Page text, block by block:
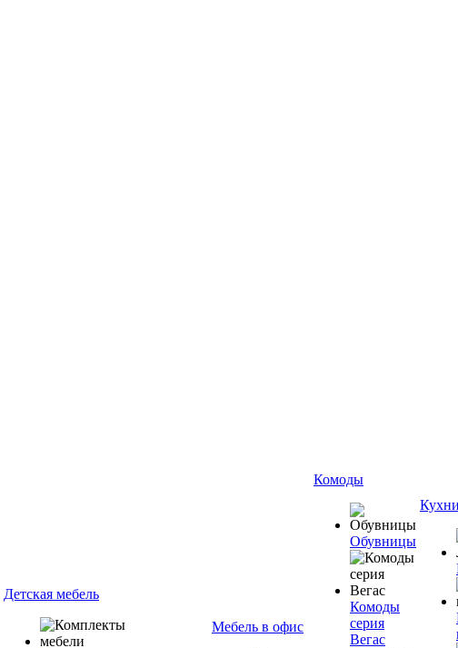
Детская мебель
Мебель в офис
Комоды
Обувницы
Комоды
серия
Вегас